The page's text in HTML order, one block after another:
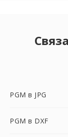
PGM в JPG
PGM в DXF